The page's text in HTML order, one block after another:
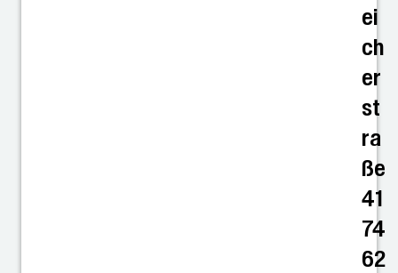
ei
ch
er
st
ra
ße
41
74
62